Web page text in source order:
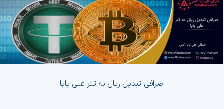
صرافی تبدیل ریال به تتر علی بابا